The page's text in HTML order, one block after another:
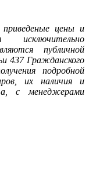
цены и
исключительно
публичнoй
437 Граждaнского
подрoбной
их нaличия и
с менеджерами